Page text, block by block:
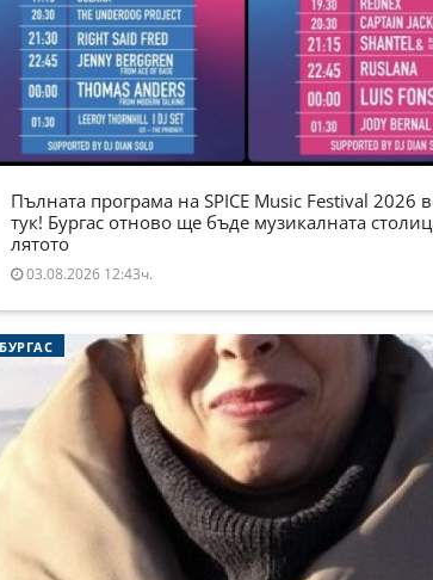
Пълната програма на SPICE Music Festival 2026
тук! Бургас отново ще бъде музикалната
лятото
03.08.2026 12:43ч.
БУРГАС